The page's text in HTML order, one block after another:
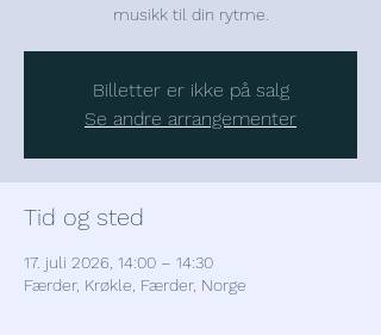
musikk til din rytme.
Billetter er ikke på salg
Se andre arrangementer
Tid og sted
17. juli 2026, 14:00 – 14:30
Færder, Krøkle, Færder, Norge